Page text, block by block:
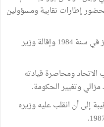
فرحات حشاد في 5-12-1983 بحضور إطارات نقابية ومسؤولين
كما ستؤدي اجتماعيا الى انتفاضة الخبز في سنة 1984 وإقالة وزير
ومحاصرة قيادته
وتغيير الحكومة.
إلى أن انقلب عليه وزيره